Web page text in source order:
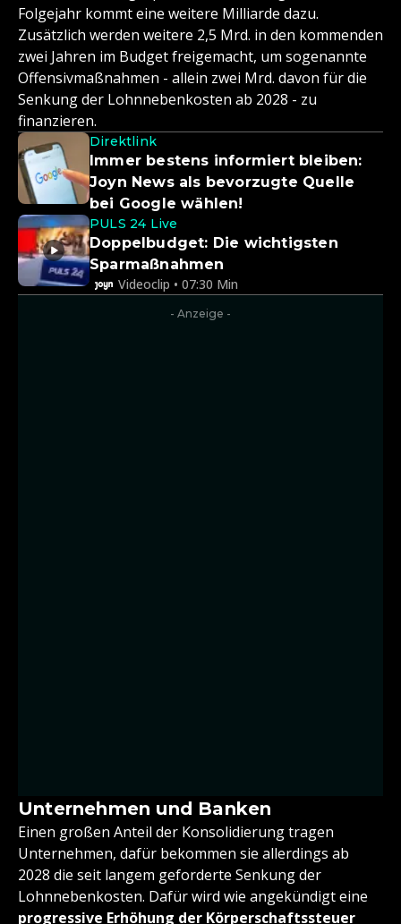
Folgejahr kommt eine weitere Milliarde dazu.
Zusätzlich werden weitere 2,5 Mrd. in den kommenden
zwei Jahren im Budget freigemacht, um sogenannte
Offensivmaßnahmen - allein zwei Mrd. davon für die
Senkung der Lohnnebenkosten ab 2028 - zu
finanzieren.
Direktlink
Immer bestens informiert bleiben:
Joyn News als bevorzugte Quelle
bei Google wählen!
PULS 24 Live
Doppelbudget: Die wichtigsten
Sparmaßnahmen
Videoclip • 07:30 Min
- Anzeige -
Unternehmen und Banken
Einen großen Anteil der Konsolidierung tragen
Unternehmen, dafür bekommen sie allerdings ab
2028 die seit langem geforderte Senkung der
Lohnnebenkosten. Dafür wird wie angekündigt eine
progressive Erhöhung der Körperschaftssteuer